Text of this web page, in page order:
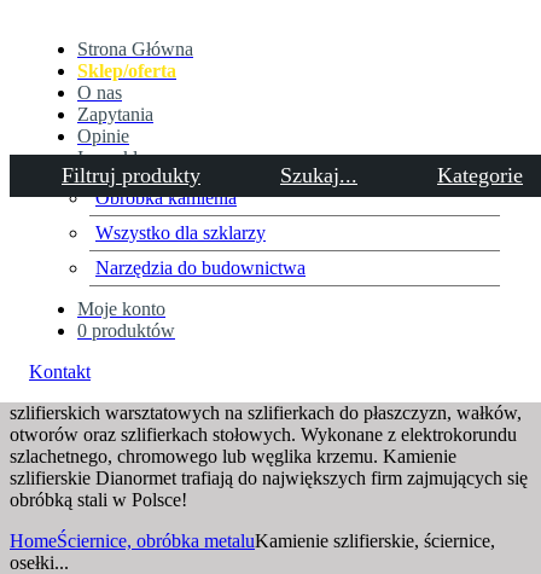
Filtruj produkty Szukaj... Kategorie
Strona Główna
Sklep/oferta
O nas
Zapytania
Opinie
Inne sklepy
Obróbka kamienia
Wszystko dla szklarzy
Narzędzia do budownictwa
Moje konto
0 produktów
Kontakt
Kamienie szlifierskie, ściernice,
osełki ceramiczne
Ściernice korundowe wysokiej jakości przeznaczone do
szlifierskich warsztatowych na szlifierkach do płaszczyzn, wałków,
otworów oraz szlifierkach stołowych. Wykonane z elektrokorundu
szlachetnego, chromowego lub węglika krzemu. Kamienie
szlifierskie Dianormet trafiają do największych firm zajmujących się
obróbką stali w Polsce!
HomeŚciernice, obróbka metaluKamienie szlifierskie, ściernice,
osełki...